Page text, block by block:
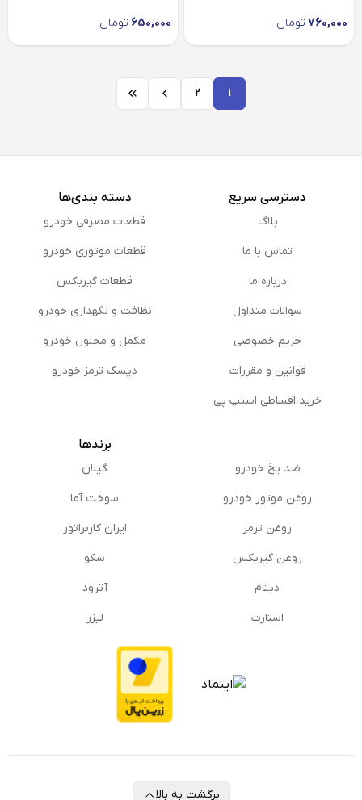
760,000 تومان 650,000 تومان
1
2
دسترسی سریع
بلاگ
تماس با ما
درباره ما
سوالات متداول
حریم خصوصی
قوانین و مقررات
خرید اقساطی اسنپ پی
دسته بندی‌ها
قطعات مصرفی خودرو
قطعات موتوری خودرو
قطعات گیربکس
نظافت و نگهداری خودرو
مكمل و محلول خودرو
دیسک ترمز خودرو
ضد یخ خودرو
روغن موتور خودرو
روغن ترمز
روغن گیربكس
دینام
استارت
برندها
گیلان
سوخت آما
ایران کاربراتور
سکو
آترود
لیزر
برگشت به بالا